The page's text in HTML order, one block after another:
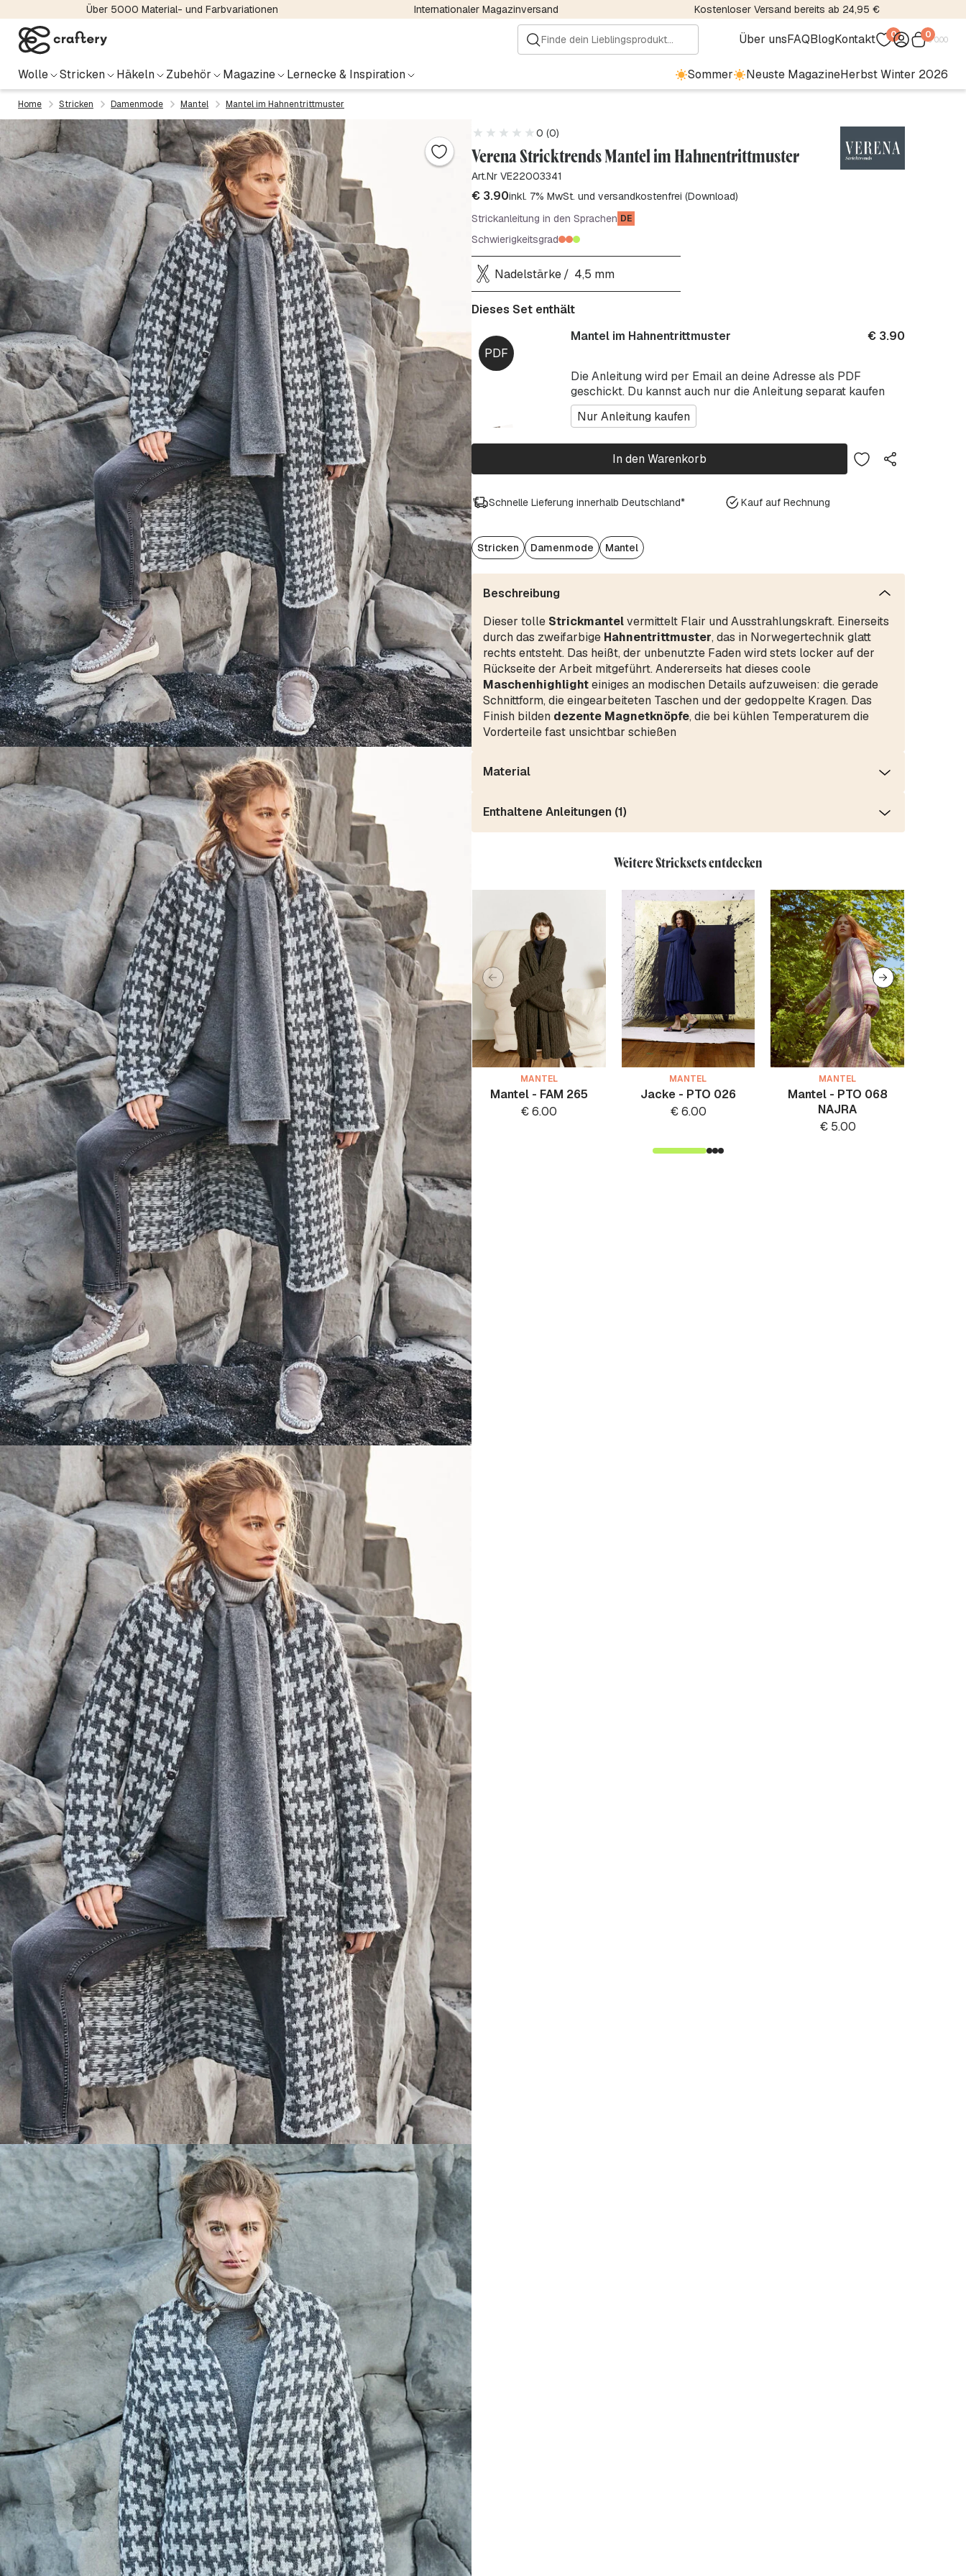
Über 5000 Material- und Farbvariationen Internationaler Magazinversand Kostenloser Versand bereits ab 24,95 €
Über unsFAQBlogKontakt 0 0€0.00
Wolle Stricken Häkeln Zubehör Magazine Lernecke & Inspiration Sommer Neuste MagazineHerbst Winter 2026
Home Stricken Damenmode Mantel Mantel im Hahnentrittmuster
0 (0)
Verena Stricktrends Mantel im Hahnentrittmuster
Art.Nr VE22003341
€3.90inkl. 7% MwSt. und versandkostenfrei (Download)
Strickanleitung in den Sprachen DE
Schwierigkeitsgrad
Nadelstärke 4,5 mm
Dieses Set enthält
Die Anleitung wird per Email an deine Adresse als PDF
geschickt. Du kannst auch nur die Anleitung separat kaufen
Nur Anleitung kaufen
Mantel im Hahnentrittmuster €3.90
In den Warenkorb
Schnelle Lieferung innerhalb Deutschland* Kauf auf Rechnung
Stricken Damenmode Mantel
Beschreibung
Dieser tolle Strickmantelvermittelt Flair und Ausstrahlungskraft. Einerseits
durch das zweifarbige Hahnentrittmuster, das in Norwegertechnik glatt
rechts entsteht. Das heißt, der unbenutzte Faden wird stets locker auf der
Rückseite der Arbeit mitgeführt. Andererseits hat dieses coole
Maschenhighlighteiniges an modischen Details aufzuweisen: die gerade
Schnittform, die eingearbeiteten Taschen und der gedoppelte Kragen. Das
Finish bilden dezente Magnetknöpfe, die bei kühlen Temperaturem die
Vorderteile fast unsichtbar schießen
Material
Enthaltene Anleitungen (1)
Weitere Stricksets entdecken
MANTEL
Mantel - FAM 265
€6.00
MANTEL
Jacke - PTO 026
€6.00
MANTEL
Mantel - PTO 068
NAJRA
€5.00